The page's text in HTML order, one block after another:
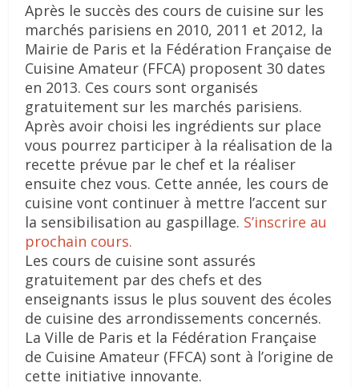
Après le succès des cours de cuisine sur les
marchés parisiens en 2010, 2011 et 2012, la
Mairie de Paris et la Fédération Française de
Cuisine Amateur (FFCA) proposent 30 dates
en 2013. Ces cours sont organisés
gratuitement sur les marchés parisiens.
Après avoir choisi les ingrédients sur place
vous pourrez participer à la réalisation de la
recette prévue par le chef et la réaliser
ensuite chez vous. Cette année, les cours de
cuisine vont continuer à mettre l’accent sur
la sensibilisation au gaspillage. S’inscrire au
prochain cours.
Les cours de cuisine sont assurés
gratuitement par des chefs et des
enseignants issus le plus souvent des écoles
de cuisine des arrondissements concernés.
La Ville de Paris et la Fédération Française
de Cuisine Amateur (FFCA) sont à l’origine de
cette initiative innovante.